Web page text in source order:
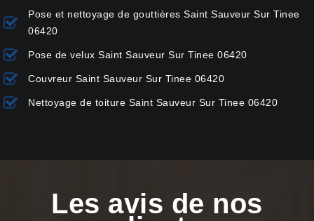
Pose et nettoyage de gouttières Saint Sauveur Sur Tinee
06420
Pose de velux Saint Sauveur Sur Tinee 06420
Couvreur Saint Sauveur Sur Tinee 06420
Nettoyage de toiture Saint Sauveur Sur Tinee 06420
Les avis de nos